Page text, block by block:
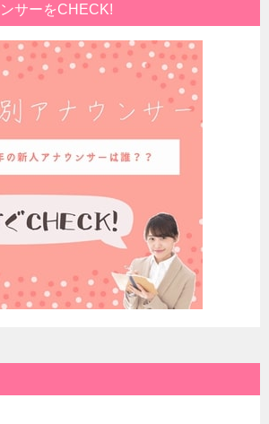
サーをCHECK!